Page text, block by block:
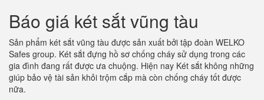
Báo giá két sắt vũng tàu
Sản phẩm két sắt vũng tàu được sản xuất bởi tập đoàn WELKO
Safes group. Két sắt đựng hồ sơ chống cháy sử dụng trong các
gia đình đang rất được ưa chuộng. Hiện nay Két sắt không những
giúp bảo vệ tài sản khỏi trộm cắp mà còn chống cháy tốt được
nữa.